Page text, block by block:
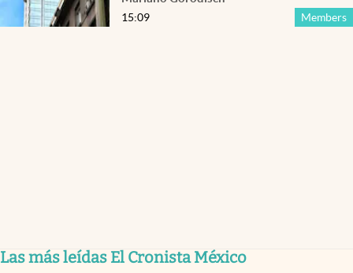
Members
15:09
Las más leídas El Cronista México